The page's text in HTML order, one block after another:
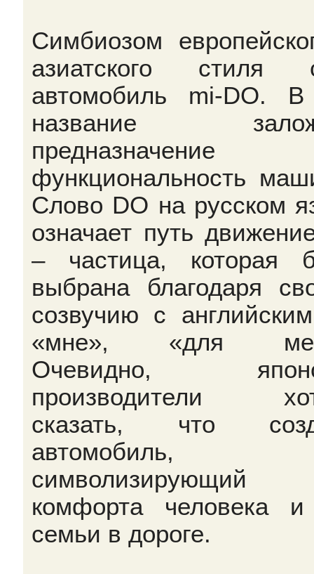
Симбиозом
азиатского стиля
автомобиль mi-DO. В
название
функциональность
Слово DO на русском
означает путь
– частица, которая
выбрана благодаря
созвучию с
«мне», «для
Очевидно,
производители
сказать, что
автомобиль,
символизирующий
комфорта человека и
семьи в дороге.